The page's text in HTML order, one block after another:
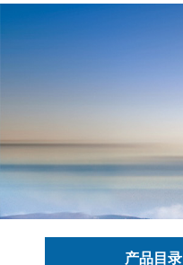
产品目录